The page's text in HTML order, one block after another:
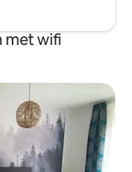
met wifi